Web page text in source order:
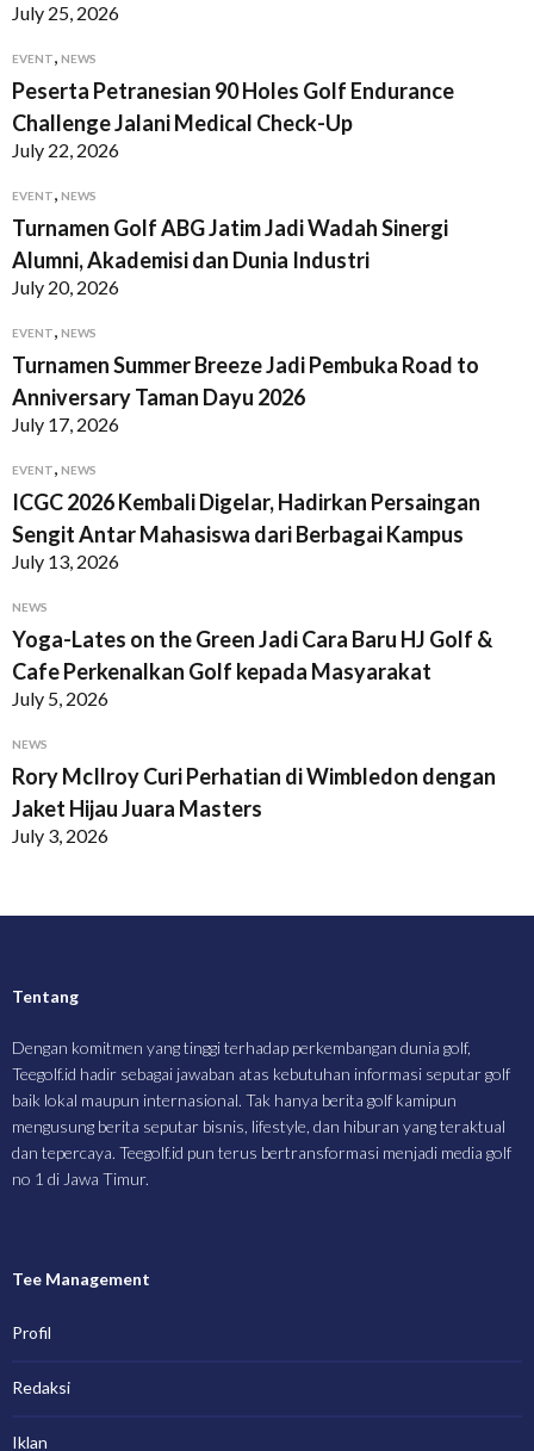
July 25, 2026
EVENT, NEWS
Peserta Petranesian 90 Holes Golf Endurance
Challenge Jalani Medical Check-Up
July 22, 2026
EVENT, NEWS
Turnamen Golf ABG Jatim Jadi Wadah Sinergi
Alumni, Akademisi dan Dunia Industri
July 20, 2026
EVENT, NEWS
Turnamen Summer Breeze Jadi Pembuka Road to
Anniversary Taman Dayu 2026
July 17, 2026
EVENT, NEWS
ICGC 2026 Kembali Digelar, Hadirkan Persaingan
Sengit Antar Mahasiswa dari Berbagai Kampus
July 13, 2026
NEWS
Yoga-Lates on the Green Jadi Cara Baru HJ Golf &
Cafe Perkenalkan Golf kepada Masyarakat
July 5, 2026
NEWS
Rory McIlroy Curi Perhatian di Wimbledon dengan
Jaket Hijau Juara Masters
July 3, 2026
Tentang
Dengan komitmen yang tinggi terhadap perkembangan dunia golf,
Teegolf.id hadir sebagai jawaban atas kebutuhan informasi seputar golf
baik lokal maupun internasional. Tak hanya berita golf kamipun
mengusung berita seputar bisnis, lifestyle, dan hiburan yang teraktual
dan tepercaya. Teegolf.id pun terus bertransformasi menjadi media golf
no 1 di Jawa Timur.
Tee Management
Profil
Redaksi
Iklan